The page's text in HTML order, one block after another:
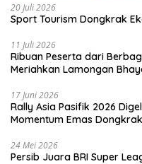
20 Juli 2026
Sport Tourism Dongkrak
11 Juli 2026
Ribuan Peserta dari
Meriahkan Lamongan
17 Juni 2026
Rally Asia Pasifik 2026
Momentum Emas
24 Mei 2026
Persib Juara BRI Super